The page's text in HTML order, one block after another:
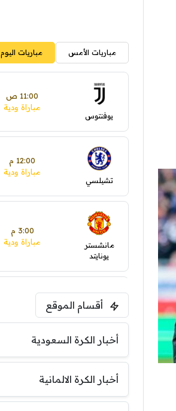
مباريات الأمس مباريات اليوم
يوفنتوس
11:00 ص
مباراة ودية
تشيلسي
12:00 م
مباراة ودية
مانشستر
يونايتد
3:00 م
مباراة ودية
فرينتسفاروشي
مباراة ودية
أقسام الموقع
أخبار الكرة السعودية
أخبار الكرة الالمانية